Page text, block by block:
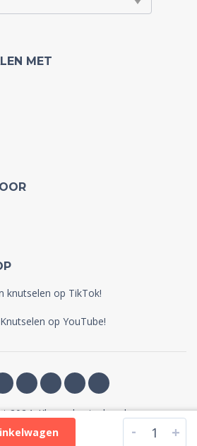
- +
MET
2024, Kleurenknutselen.nl